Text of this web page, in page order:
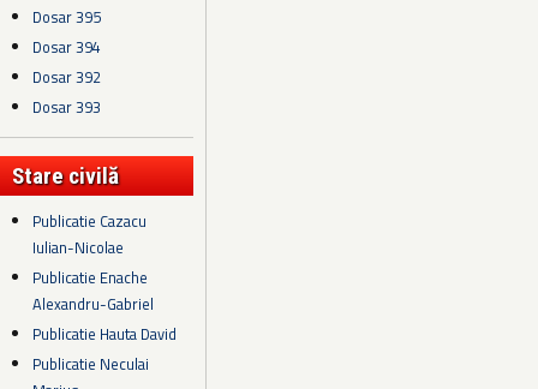
Dosar 395
Dosar 394
Dosar 392
Dosar 393
Stare civilă
Publicatie Cazacu
Iulian-Nicolae
Publicatie Enache
Alexandru-Gabriel
Publicatie Hauta David
Publicatie Neculai